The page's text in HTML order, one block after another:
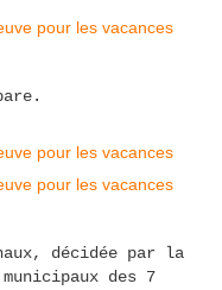
décidée par la
des 7